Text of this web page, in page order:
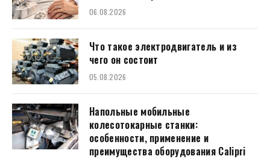
06.08.2026
Что такое электродвигатель и из
чего он состоит
05.08.2026
Напольные мобильные
колесотокарные станки:
особенности, применение и
преимущества оборудования Calipri